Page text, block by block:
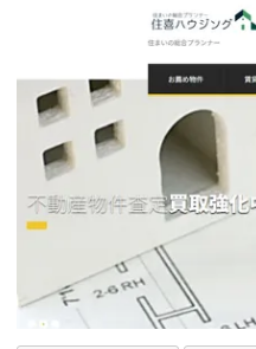
借地
ゴミ屋敷
リースバック
共有持分
訳あり不動産
土地売却
任意売却